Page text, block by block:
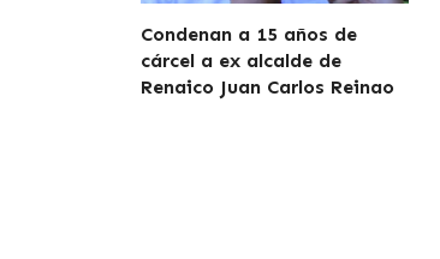
Condenan a 15 años de
cárcel a ex alcalde de
Renaico Juan Carlos Reinao